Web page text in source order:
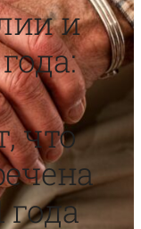
и
что
года